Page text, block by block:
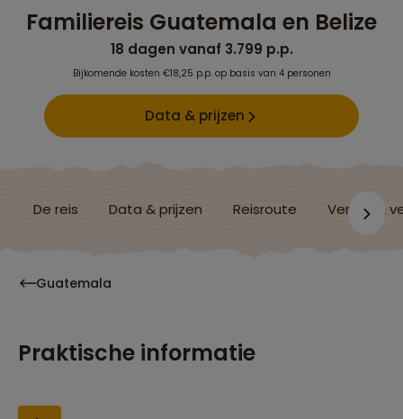
Familiereis Guatemala en Belize
18 dagen vanaf 3.799 p.p.
Bijkomende kosten €18,25 p.p. op basis van 4 personen
Data & prijzen
De reis Data & prijzen Reisroute Verblijf &
Guatemala
Praktische informatie